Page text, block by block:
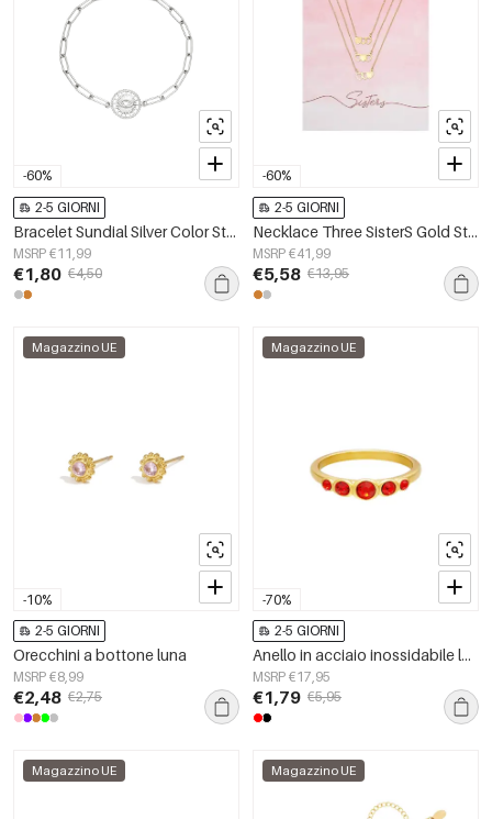
-60%
2-5 GIORNI
Bracelet Sundial Silver Color Stainless Steel
MSRP €11,99
€1,80 €4,50
-60%
2-5 GIORNI
Necklace Three SisterS Gold Stainless Steel
MSRP €41,99
€5,58 €13,95
-10%
Magazzino UE
2-5 GIORNI
Orecchini a bottone luna
MSRP €8,99
€2,48 €2,75
-70%
Magazzino UE
2-5 GIORNI
Anello in acciaio inossidabile lucido con zirconi Red Stainless Steel 16
MSRP €17,95
€1,79 €5,95
Magazzino UE Magazzino UE